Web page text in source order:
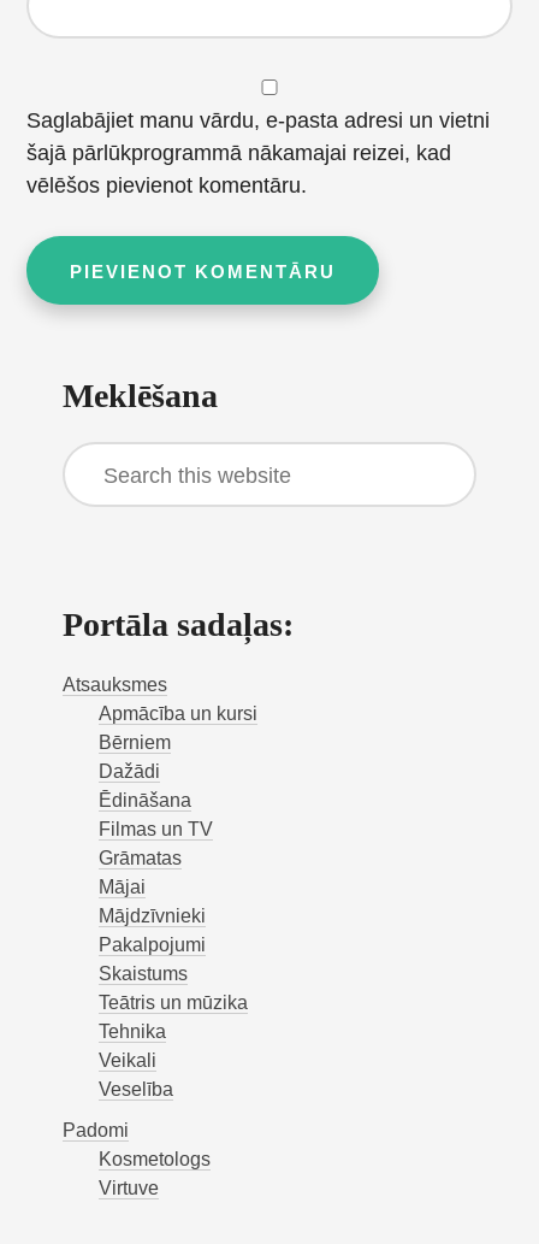
Saglabājiet manu vārdu, e-pasta adresi un vietni
šajā pārlūkprogrammā nākamajai reizei, kad
vēlēšos pievienot komentāru.
Sidebar
Meklēšana
Search
this
website
Portāla sadaļas:
Atsauksmes
Apmācība un kursi
Bērniem
Dažādi
Ēdināšana
Filmas un TV
Grāmatas
Mājai
Mājdzīvnieki
Pakalpojumi
Skaistums
Teātris un mūzika
Tehnika
Veikali
Veselība
Padomi
Kosmetologs
Virtuve